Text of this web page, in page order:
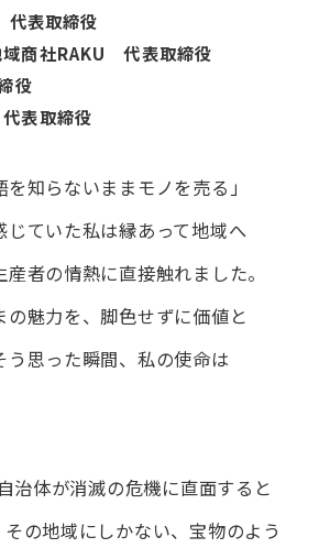
表取締役
域商社RAKU 代表取締役
役
表取締役
知らないまま​モノを​売る」
じていた​私は縁あって​地域へ​
者の​情熱に​直接触れました。
の​魅力を、​脚色せずに​価値と​
う​思った​瞬間、​私の​使命は​
治体が消滅の危機に直面すると
その地域にしかない、宝物のよう